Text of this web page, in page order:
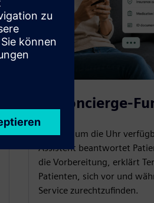
KI-Concierge-
Ein rund um die Uhr
Assistent beantwortet
die Vorbereitung, erklärt
Patienten, sich vor und
Service zurechtzufinden.